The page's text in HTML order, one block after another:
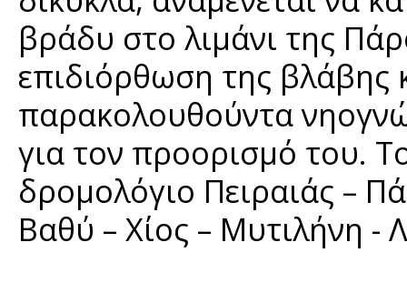
βράδυ στο λιμάνι της
επιδιόρθωση της βλάβης
παρακολουθούντα
για τον προορισμό του.
δρομολόγιο Πειραιάς –
Βαθύ – Χίος – Μυτιλήνη -